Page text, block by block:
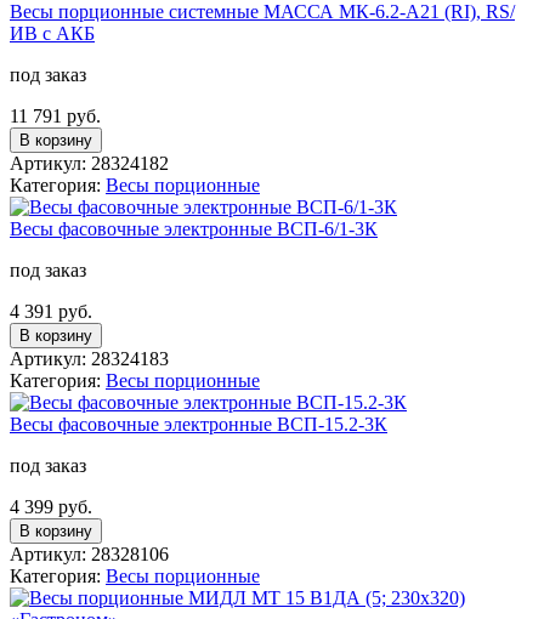
Весы порционные системные МАССА МК-6.2-А21 (RI), RS/
ИВ с АКБ
под заказ
11 791 руб.
В корзину
Артикул: 28324182
Категория: Весы порционные
Весы фасовочные электронные ВСП-6/1-3К
под заказ
4 391 руб.
В корзину
Артикул: 28324183
Категория: Весы порционные
Весы фасовочные электронные ВСП-15.2-3К
под заказ
4 399 руб.
В корзину
Артикул: 28328106
Категория: Весы порционные